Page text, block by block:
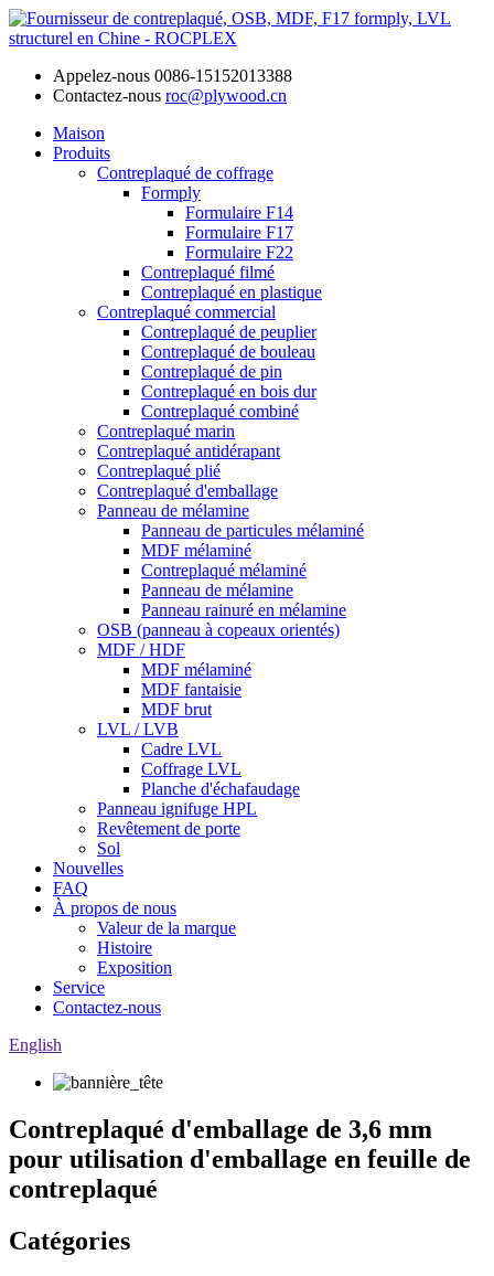
Appelez-nous 0086-15152013388
Contactez-nous roc@plywood.cn
Maison
Produits
Contreplaqué de coffrage
Formply
Formulaire F14
Formulaire F17
Formulaire F22
Contreplaqué filmé
Contreplaqué en plastique
Contreplaqué commercial
Contreplaqué de peuplier
Contreplaqué de bouleau
Contreplaqué de pin
Contreplaqué en bois dur
Contreplaqué combiné
Contreplaqué marin
Contreplaqué antidérapant
Contreplaqué plié
Contreplaqué d'emballage
Panneau de mélamine
Panneau de particules mélaminé
MDF mélaminé
Contreplaqué mélaminé
Panneau de mélamine
Panneau rainuré en mélamine
OSB (panneau à copeaux orientés)
MDF / HDF
MDF mélaminé
MDF fantaisie
MDF brut
LVL / LVB
Cadre LVL
Coffrage LVL
Planche d'échafaudage
Panneau ignifuge HPL
Revêtement de porte
Sol
Nouvelles
FAQ
À propos de nous
Valeur de la marque
Histoire
Exposition
Service
Contactez-nous
English
Contreplaqué d'emballage de 3,6 mm
pour utilisation d'emballage en feuille de
contreplaqué
Catégories